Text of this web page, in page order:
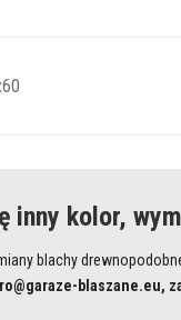
inny kolor,
blachy
blaszane.eu,